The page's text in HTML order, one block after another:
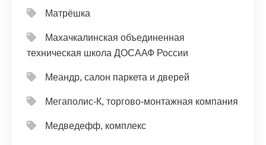
Матрёшка
Махачкалинская объединенная
техническая школа ДОСААФ России
Меандр, салон паркета и дверей
Мегаполис-К, торгово-монтажная компания
Медведефф, комплекс